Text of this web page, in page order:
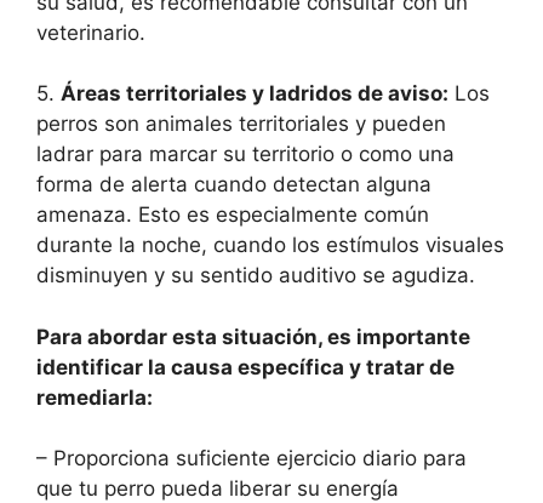
veterinario.
5. Áreas territoriales y ladridos de aviso: Los
perros son animales territoriales y pueden
ladrar para marcar su territorio o como una
forma de alerta cuando detectan alguna
amenaza. Esto es especialmente común
durante la noche, cuando los estímulos visuales
disminuyen y su sentido auditivo se agudiza.
Para abordar esta situación, es importante
identificar la causa específica y tratar de
remediarla:
– Proporciona suficiente ejercicio diario para
que tu perro pueda liberar su energía